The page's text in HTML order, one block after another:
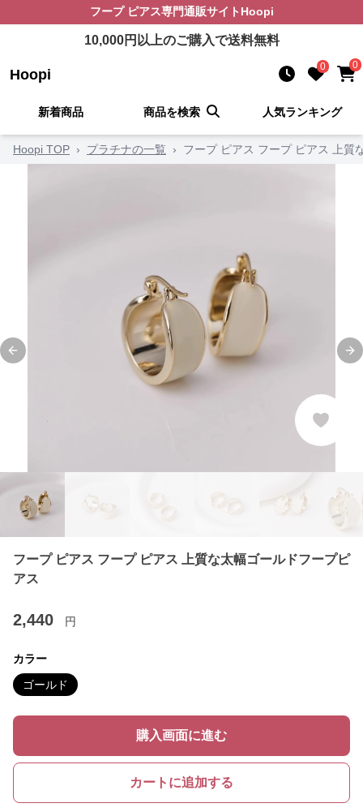
フープ ピアス専門通販サイト Hoopi
10,000円以上のご購入で送料無料
Hoopi 0 0
新着商品 商品を検索 人気ランキング
Hoopi TOP › プラチナの一覧 › フープ ピアス フープ ピアス 上質
Previous slide
フープ ピアス フープ ピアス 上質な太幅ゴールドフープピ
アス
2,440 円
カラー
ゴールド
購入画面に進む
カートに追加する